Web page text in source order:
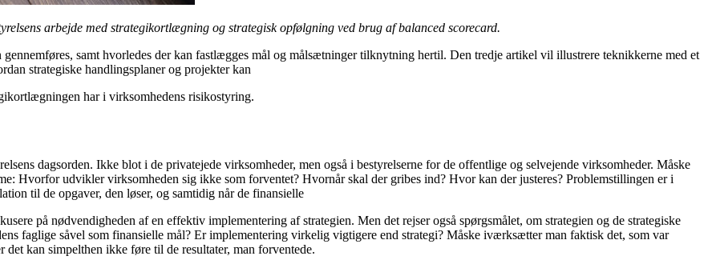
arbejde med strategikortlægning og strategisk opfølgning ved brug af balanced scorecard.
samt hvorledes der kan fastlægges mål og målsætninger tilknytning hertil. Den tredje artikel vil illustrere teknikkerne med et
strategiske handlingsplaner og projekter kan
har i virksomhedens risikostyring.
dagsorden. Ikke blot i de privatejede virksomheder, men også i bestyrelserne for de offentlige og selvejende virksomheder. Måske
Hvorfor udvikler virksomheden sig ikke som forventet? Hvornår skal der gribes ind? Hvor kan der justeres? Problemstillingen er i
til de opgaver, den løser, og samtidig når de finansielle
på nødvendigheden af en effektiv implementering af strategien. Men det rejser også spørgsmålet, om strategien og de strategiske
faglige såvel som finansielle mål? Er implementering virkelig vigtigere end strategi? Måske iværksætter man faktisk det, som var
kan simpelthen ikke føre til de resultater, man forventede.